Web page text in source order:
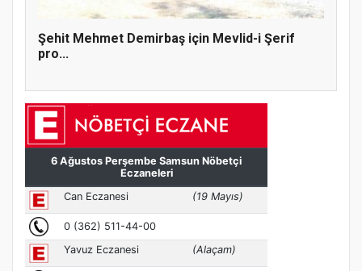
Şehit Mehmet Demirbaş için Mevlid-i Şerif
pro...